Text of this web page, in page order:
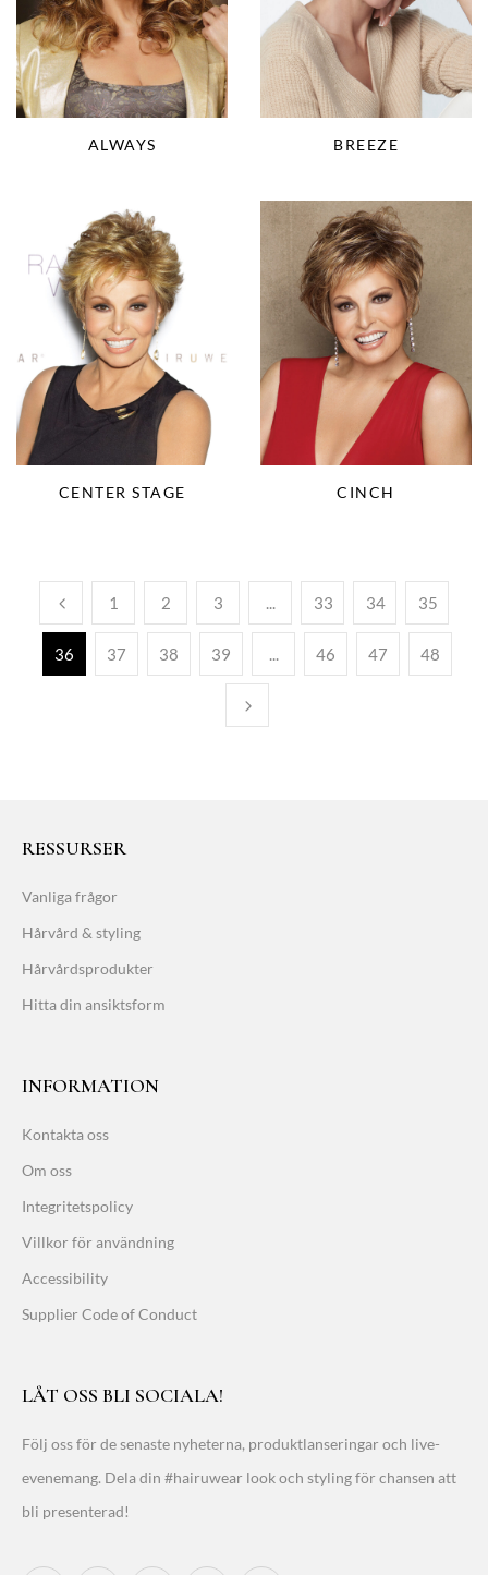
ALWAYS BREEZE
CENTER STAGE CINCH
1 2 3 ... 33 34 35
36 37 38 39 ... 46 47 48
RESSURSER
Vanliga frågor
Hårvård & styling
Hårvårdsprodukter
Hitta din ansiktsform
INFORMATION
Kontakta oss
Om oss
Integritetspolicy
Villkor för användning
Accessibility
Supplier Code of Conduct
LÅT OSS BLI SOCIALA!
Följ oss för de senaste nyheterna, produktlanseringar och live-
evenemang. Dela din #hairuwear look och styling för chansen att
bli presenterad!